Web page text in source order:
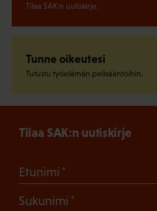
Tilaa SAK:n uutiskirje.
Tunne oikeutesi
Tutustu työelämän pelisääntöihin.
Tilaa SAK:n uutiskirje
Etunimi
Sukunimi